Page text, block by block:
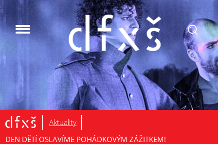
.
Aktuality
DEN DĚTÍ OSLAVÍME POHÁDKOVÝM ZÁŽITKEM!